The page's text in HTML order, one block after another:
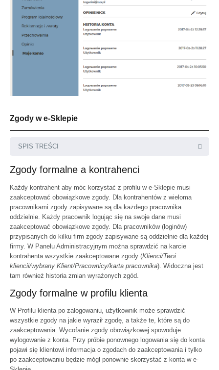
Zgody w e-Sklepie
SPIS TREŚCI
Zgody formalne a kontrahenci
Każdy kontrahent aby móc korzystać z profilu w e-Sklepie musi
zaakceptować obowiązkowe zgody. Dla kontrahentów z wieloma
pracownikami zgody zapisywane są dla każdego pracownika
oddzielnie. Każdy pracownik logując się na swoje dane musi
zaakceptować obowiązkowe zgody. Dla pracowników (loginów)
przypisanych do kilku firm zgody zapisywane są oddzielnie dla każdej
firmy. W Panelu Administracyjnym można sprawdzić na karcie
kontrahenta wszystkie zaakceptowane zgody (Klienci/Twoi
kliencii/wybrany Klient/Pracownicy/karta pracownika). Widoczna jest
tam również historia zmian wyrażonych zgód.
Zgody formalne w profilu klienta
W Profilu klienta po zalogowaniu, użytkownik może sprawdzić
wszystkie zgody na jakie wyraził zgodę, a także te, które są do
zaakceptowania. Wycofanie zgody obowiązkowej spowoduje
wylogowanie z konta. Przy próbie ponownego logowania się do konta
pojawi się klientowi informacja o zgodach do zaakceptowania i tylko
po zaakceptowaniu będzie mógł ponownie skorzystać z konta w e-